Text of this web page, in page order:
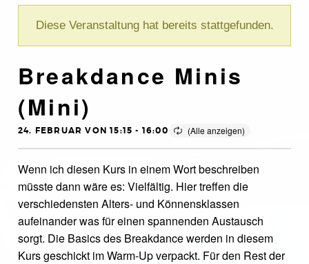
Diese Veranstaltung hat bereits stattgefunden.
Breakdance Minis
(Mini)
24. FEBRUAR VON 15:15 - 16:00
Wenn ich diesen Kurs in einem Wort beschreiben
müsste dann wäre es: Vielfältig. Hier treffen die
verschiedensten Alters- und Könnensklassen
aufeinander was für einen spannenden Austausch
sorgt. Die Basics des Breakdance werden in diesem
Kurs geschickt im Warm-Up verpackt. Für den Rest der